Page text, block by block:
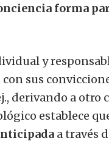
forma
y
sus
derivando a otro
establece
a través